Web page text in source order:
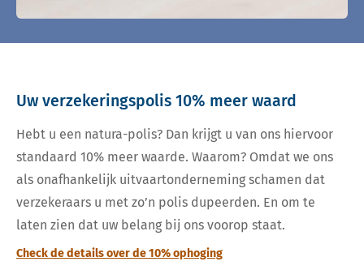
Uw verzekeringspolis 10% meer waard
Hebt u een natura-polis? Dan krijgt u van ons hiervoor
standaard 10% meer waarde. Waarom? Omdat we ons
als onafhankelijk uitvaartonderneming schamen dat
verzekeraars u met zo’n polis dupeerden. En om te
laten zien dat uw belang bij ons voorop staat.
Check de details over de 10% ophoging